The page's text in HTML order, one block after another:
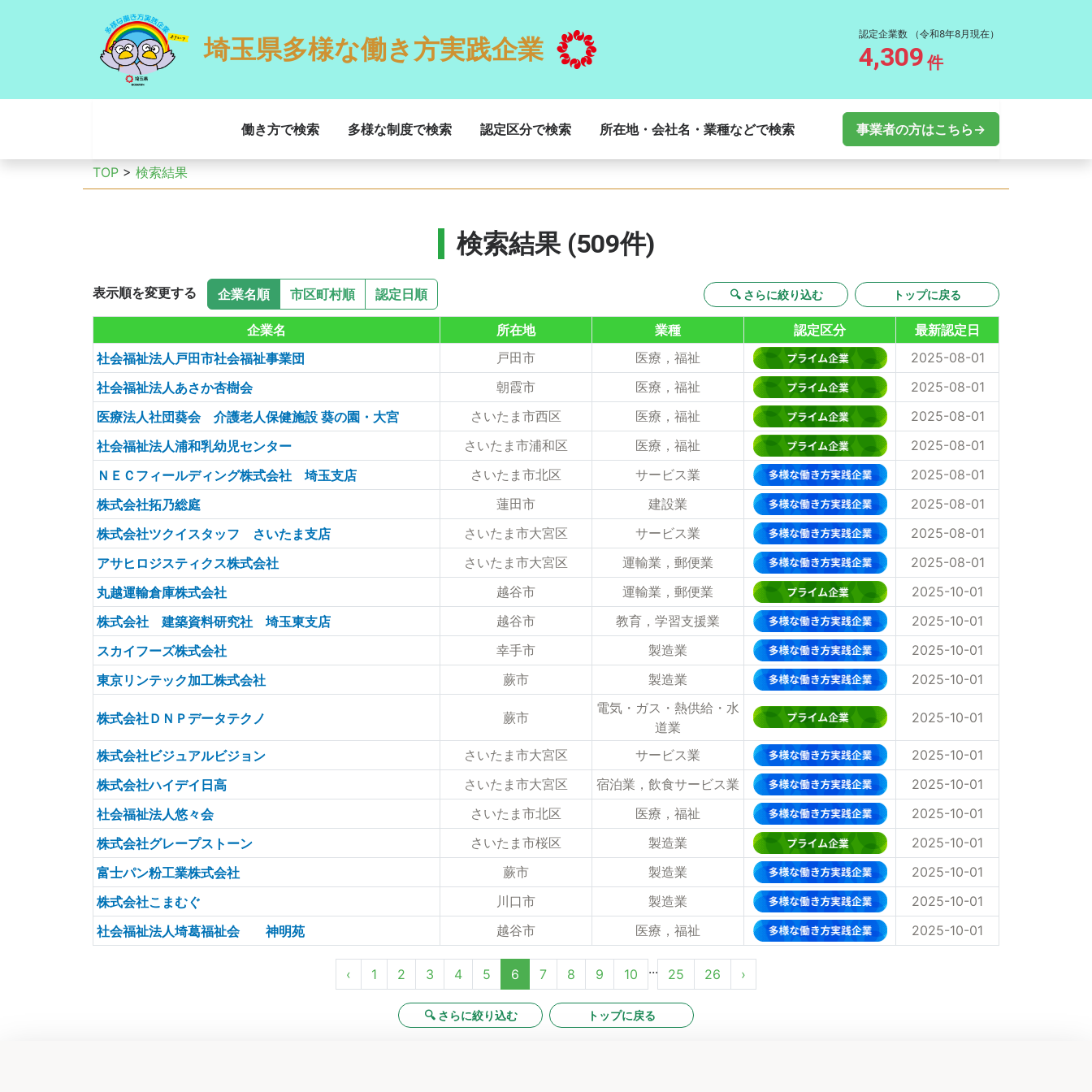
埼玉県多様な働き方実践企業
認定企業数 （令和8年8月現在）
4,309 件
働き方で検索 多様な制度で検索 認定区分で検索 所在地・会社名・業種などで検索 事業者の方はこちら→
TOP > 検索結果
検索結果 (509件)
表示順を変更する 企業名順 市区町村順 認定日順 🔍 さらに絞り込む トップに戻る
企業名 所在地 業種 認定区分
最新認定日
社会福祉法人戸田市社会福祉事業団
戸田市 医療，福祉
2025-08-01
社会福祉法人あさか杏樹会
朝霞市 医療，福祉
2025-08-01
医療法人社団葵会 介護老人保健施設 葵の園・大宮
さいたま市西区 医療，福祉
2025-08-01
社会福祉法人浦和乳幼児センター
さいたま市浦和区 医療，福祉
2025-08-01
ＮＥＣフィールディング株式会社 埼玉支店
さいたま市北区 サービス業
2025-08-01
株式会社拓乃総庭
蓮田市 建設業
2025-08-01
株式会社ツクイスタッフ さいたま支店
さいたま市大宮区 サービス業
2025-08-01
アサヒロジスティクス株式会社
さいたま市大宮区 運輸業，郵便業
2025-08-01
丸越運輸倉庫株式会社
越谷市 運輸業，郵便業
2025-10-01
株式会社 建築資料研究社 埼玉東支店
越谷市 教育，学習支援業
2025-10-01
スカイフーズ株式会社
幸手市 製造業
2025-10-01
東京リンテック加工株式会社
蕨市 製造業 2025-10-01
株式会社ＤＮＰデータテクノ 蕨市
電気・ガス・熱供給・水
道業
2025-10-01
株式会社ビジュアルビジョン さいたま市大宮区 サービス業
2025-10-01
株式会社ハイデイ日高
さいたま市大宮区 宿泊業，飲食サービス業
2025-10-01
社会福祉法人悠々会
さいたま市北区 医療，福祉
2025-10-01
株式会社グレープストーン
さいたま市桜区 製造業
2025-10-01
富士パン粉工業株式会社
蕨市 製造業
2025-10-01
株式会社こまむぐ
川口市 製造業
2025-10-01
社会福祉法人埼葛福祉会 神明苑
越谷市 医療，福祉 2025-10-01
‹ 1 2 3 4 5 6 7 8 9 10 ... 25 26 ›
🔍 さらに絞り込む トップに戻る